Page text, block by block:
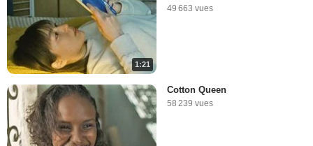
1:21
49 663 vues
Cotton Queen
58 239 vues